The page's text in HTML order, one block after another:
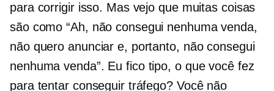
para corrigir isso. Mas vejo que muitas coisas
são como “Ah, não consegui nenhuma venda,
não quero anunciar e, portanto, não consegui
nenhuma venda”. Eu fico tipo, o que você fez
para tentar conseguir tráfego? Você não